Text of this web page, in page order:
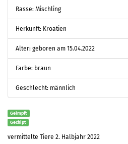
Rasse: Mischling
Herkunft: Kroatien
Alter: geboren am 15.04.2022
Farbe: braun
Geschlecht: männlich
Geimpft
Gechipt
vermittelte Tiere 2. Halbjahr 2022